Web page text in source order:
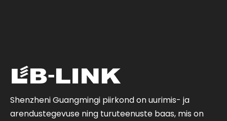
Shenzheni Guangmingi piirkond on uurimis- ja
arendustegevuse ning turuteenuste baas, mis on